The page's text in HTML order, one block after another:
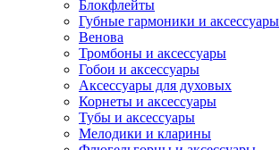
Блокфлейты
Губные гармоники и аксессуары
Венова
Тромбоны и аксессуары
Гобои и аксессуары
Аксессуары для духовых
Корнеты и аксессуары
Тубы и аксессуары
Мелодики и кларины